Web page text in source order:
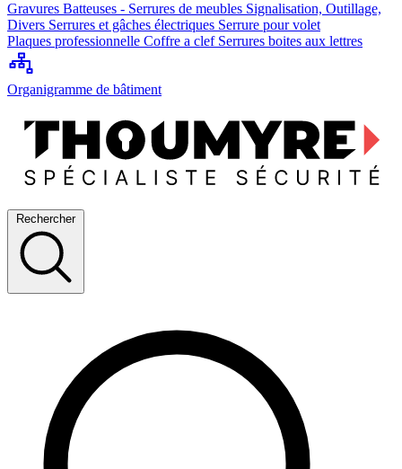
Gravures Batteuses - Serrures de meubles Signalisation, Outillage,
Divers Serrures et gâches électriques Serrure pour volet
Plaques professionnelle Coffre a clef Serrures boites aux lettres
Organigramme de bâtiment
Rechercher